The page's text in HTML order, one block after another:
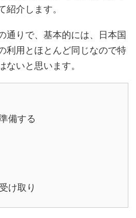
介します。
通りで、基本的には、日本国
利用とほとんど同じなので特
いと思います。
備する
け取り